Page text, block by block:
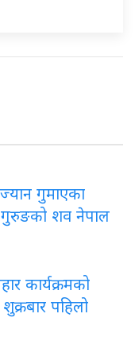
ज्यान गुमाएका
गुरुङको शव नेपाल
कार्यक्रमको
शुक्रबार पहिलो